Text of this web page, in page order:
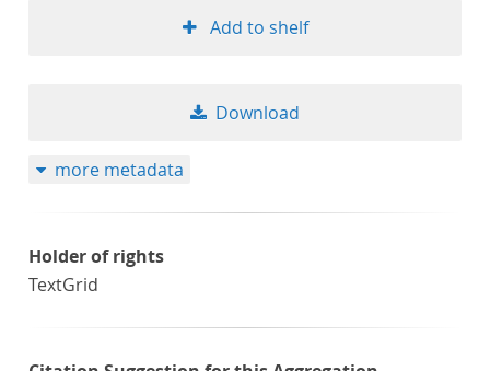
Add to shelf
Download
more metadata
Holder of rights
TextGrid